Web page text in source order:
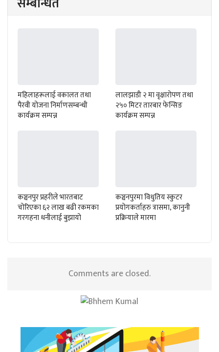
महिलाहरूलाई वकालत तथा
पैरवी योजना निर्माणसम्बन्धी
कार्यक्रम सम्पन्न
लालझाडी २ मा वृक्षारोपण तथा
२५० मिटर तारबार फेन्सिङ
कार्यक्रम सम्पन्न
कञ्चनपुर प्रहरीले भारतबाट
चोरिएका ६२ लाख बढी रकमका
गरगहना धनीलाई बुझायो
कञ्चनपुरमा विधुतिय स्कुटर
प्रयोगकर्ताहरु त्रासमा, कानुनी
प्रक्रियाले मारमा
Comments are closed.